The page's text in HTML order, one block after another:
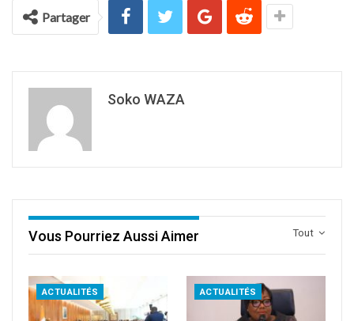
Partager
Soko WAZA
Tout
Vous Pourriez Aussi Aimer
ACTUALITÉS ACTUALITÉS